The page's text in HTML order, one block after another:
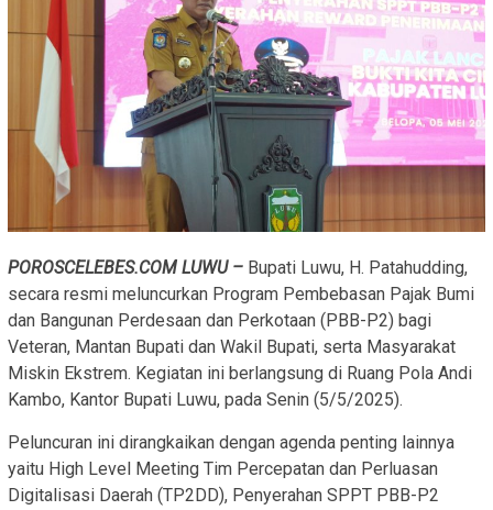
POROSCELEBES.COM LUWU – Bupati Luwu, H. Patahudding,
secara resmi meluncurkan Program Pembebasan Pajak Bumi
dan Bangunan Perdesaan dan Perkotaan (PBB-P2) bagi
Veteran, Mantan Bupati dan Wakil Bupati, serta Masyarakat
Miskin Ekstrem. Kegiatan ini berlangsung di Ruang Pola Andi
Kambo, Kantor Bupati Luwu, pada Senin (5/5/2025).
Peluncuran ini dirangkaikan dengan agenda penting lainnya
yaitu High Level Meeting Tim Percepatan dan Perluasan
Digitalisasi Daerah (TP2DD), Penyerahan SPPT PBB-P2